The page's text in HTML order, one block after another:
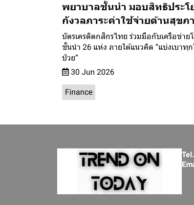
พยาบาลชั้นนำ มอบสิทธิประโ
กังวลภาระค่าใช้จ่ายด้านสุขภา
บัตรเครดิตกสิกรไทย ร่วมมือกับเครือข่าย
ชั้นนำ 26 แห่ง ภายใต้แนวคิด “แบ่งเบาทุก
ป่วย”
30 Jun 2026
Finance